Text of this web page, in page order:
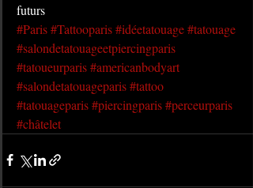
futurs
#Paris#Tattooparis#idéetatouage#tatouage
#salondetatouageetpiercingparis
#tatoueurparis#americanbodyart
#salondetatouageparis#tattoo
#tatouageparis#piercingparis#perceurparis
#châtelet